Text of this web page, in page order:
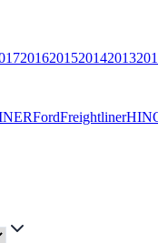
2016201520142013
FordFreightliner